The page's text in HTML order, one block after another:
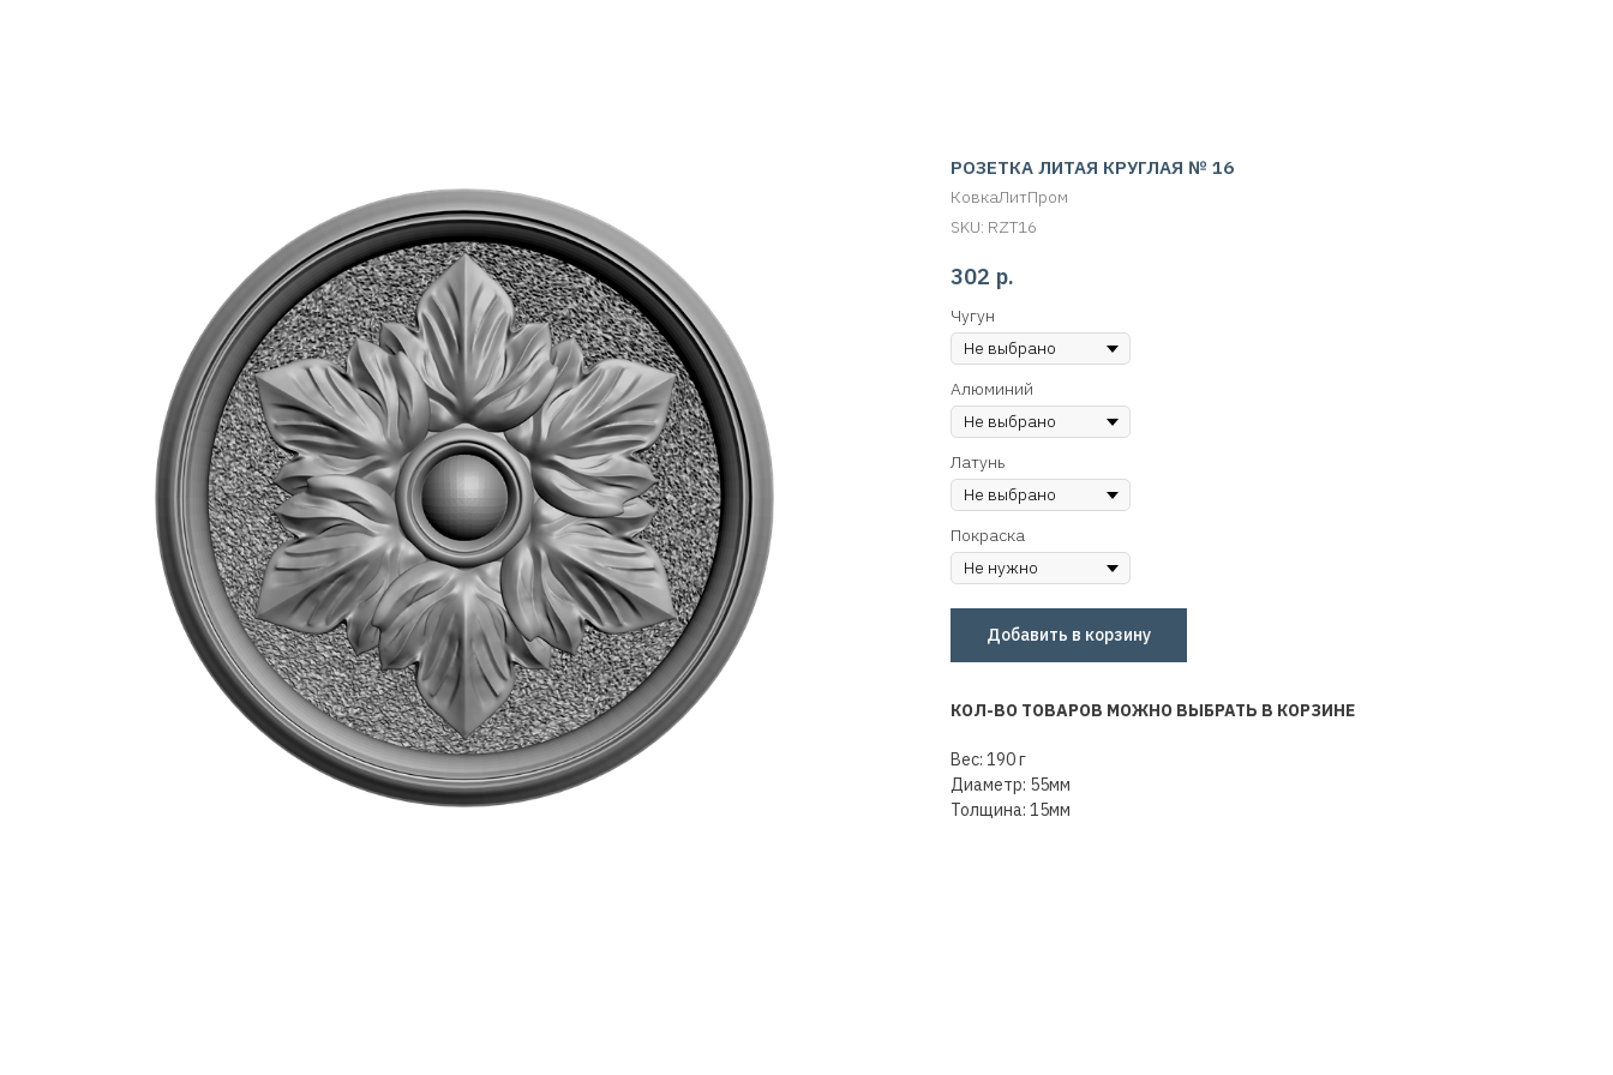
РОЗЕТКА ЛИТАЯ КРУГЛАЯ № 16
КовкаЛитПром
SKU: RZT16
302 р.
Чугун
Алюминий
Латунь
Покраска
Добавить в корзину
КОЛ-ВО ТОВАРОВ МОЖНО ВЫБРАТЬ В КОРЗИНЕ
Вес: 190 г
Диаметр: 55мм
Толщина: 15мм